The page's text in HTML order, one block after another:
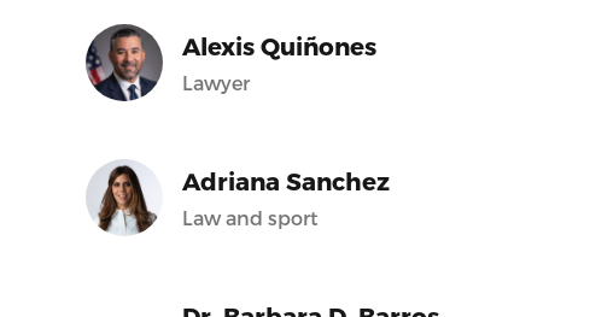
Alexis Quiñones
Lawyer
Adriana Sanchez
Law and sport